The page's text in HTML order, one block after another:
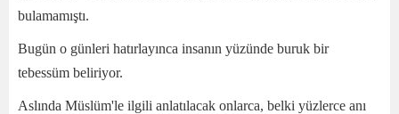
bulamamıştı.
Bugün o günleri hatırlayınca insanın yüzünde buruk bir
tebessüm beliriyor.
Aslında Müslüm'le ilgili anlatılacak onlarca, belki yüzlerce anı